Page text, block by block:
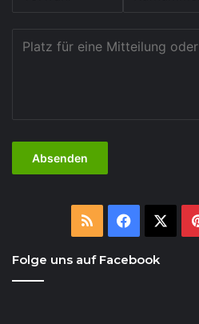
RSS Facebook
Folge uns auf Facebook